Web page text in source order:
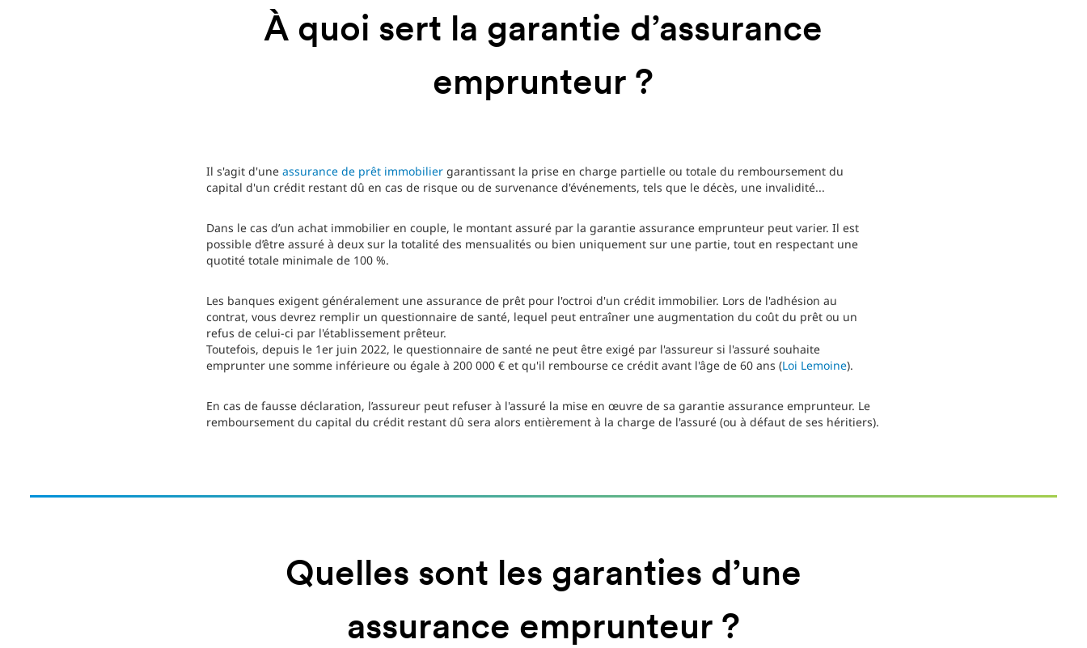
À quoi sert la garantie d’assurance
emprunteur ?
Il s'agit d'une assurance de prêt immobiliergarantissant la prise en charge partielle ou totale du remboursement du
capital d'un crédit restant dû en cas de risque ou de survenance d'événements, tels que le décès, une invalidité...
Dans le cas d’un achat immobilier en couple, le montant assuré par la garantie assurance emprunteur peut varier. Il est
possible d’être assuré à deux sur la totalité des mensualités ou bien uniquement sur une partie, tout en respectant une
quotité totale minimale de 100 %.
Les banques exigent généralement une assurance de prêt pour l'octroi d'un crédit immobilier. Lors de l'adhésion au
contrat, vous devrez remplir un questionnaire de santé, lequel peut entraîner une augmentation du coût du prêt ou un
refus de celui-ci par l'établissement prêteur.
Toutefois, depuis le 1er juin 2022, le questionnaire de santé ne peut être exigé par l'assureur si l'assuré souhaite
emprunter une somme inférieure ou égale à 200 000 € et qu'il rembourse ce crédit avant l'âge de 60 ans (Loi Lemoine).
En cas de fausse déclaration, l’assureur peut refuser à l'assuré la mise en œuvre de sa garantie assurance emprunteur. Le
remboursement du capital du crédit restant dû sera alors entièrement à la charge de l'assuré (ou à défaut de ses héritiers).
Quelles sont les garanties d’une
assurance emprunteur ?